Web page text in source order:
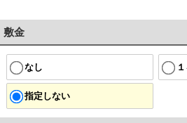
敷金
なし
指定しない